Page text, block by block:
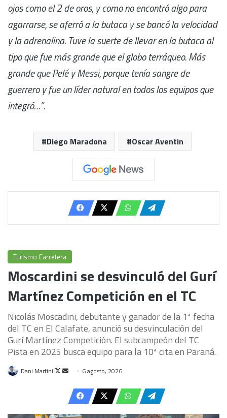
ojos como el 2 de oros, y como no encontró algo para
agarrarse, se aferró a la butaca y se bancó la velocidad
y la adrenalina. Tuve la suerte de llevar en la butaca al
tipo que fue más grande que el globo terráqueo. Más
grande que Pelé y Messi, porque tenía sangre de
guerrero y fue un líder natural en todos los equipos que
integró…”.
Diego Maradona Oscar Aventin